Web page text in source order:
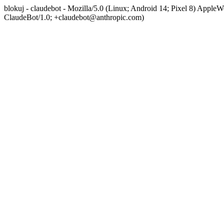
blokuj - claudebot - Mozilla/5.0 (Linux; Android 14; Pixel 8)
ClaudeBot/1.0; +claudebot@anthropic.com)